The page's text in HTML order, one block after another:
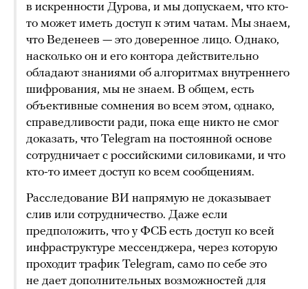
в искренности Дурова, и мы допускаем, что кто-
то может иметь доступ к этим чатам. Мы знаем,
что Веденеев — это доверенное лицо. Однако,
насколько он и его контора действительно
обладают знаниями об алгоритмах внутреннего
шифрования, мы не знаем. В общем, есть
объективные сомнения во всем этом, однако,
справедливости ради, пока еще никто не смог
доказать, что Telegram на постоянной основе
сотрудничает с российскими силовиками, и что
кто-то имеет доступ ко всем сообщениям.
Расследование ВИ напрямую не доказывает
слив или сотрудничество. Даже если
предположить, что у ФСБ есть доступ ко всей
инфраструктуре мессенджера, через которую
проходит трафик Telegram, само по себе это
не дает дополнительных возможностей для